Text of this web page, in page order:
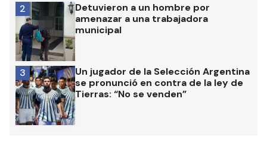
Detuvieron a un hombre por
amenazar a una trabajadora
municipal
2
Un jugador de la Selección Argentina
se pronunció en contra de la ley de
Tierras: “No se venden”
3